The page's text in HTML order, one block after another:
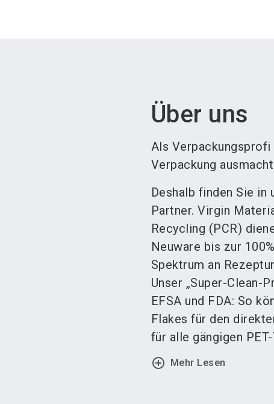
Über uns
Als Verpackungsprofi
Verpackung
Deshalb finden Sie in
Partner. Virgin
Recycling (PCR)
Neuware bis zur
Spektrum an
Unser „Super-
EFSA und FDA: So
Flakes für den
für alle gängigen
add_circle_outline Mehr Lesen